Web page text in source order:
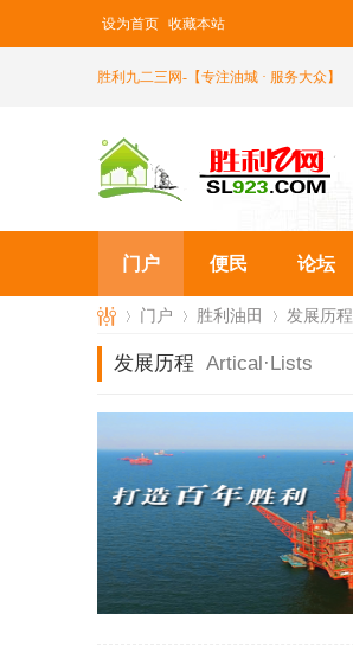
设为首页 收藏本站
胜利九二三网-【专注油城 · 服务大众】
门户 便民 论坛
九›
门户
›
胜利油田
›
发展历程
发展历程 Artical·Lists